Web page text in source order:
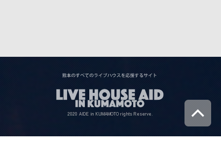
2020 AIDE in KUMAMOTO rights Reserve.